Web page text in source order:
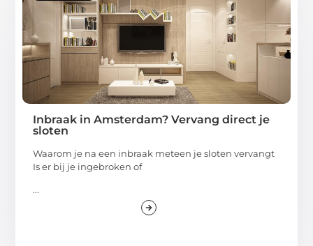
Inbraak in Amsterdam? Vervang direct je
sloten
Waarom je na een inbraak meteen je sloten vervangt
Is er bij je ingebroken of
...